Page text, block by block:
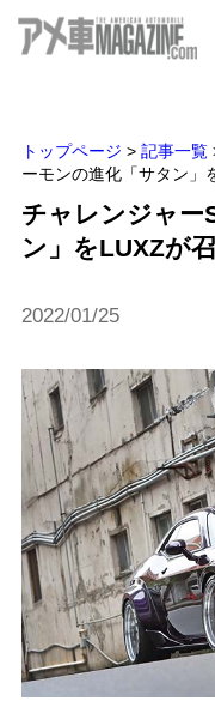
トップページ > 記事一覧
ーモンの進化「サタン」
チャレンジャー
ン」をLUXZが召
2022/01/25